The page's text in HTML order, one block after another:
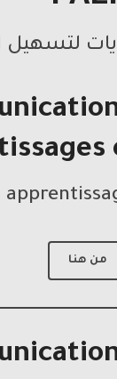
لتسهيل
من هنا